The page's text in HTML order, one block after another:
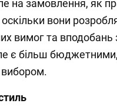
на замовлення, як
оскільки вони
вимог та вподобань
є більш бюджетними,
вибором.